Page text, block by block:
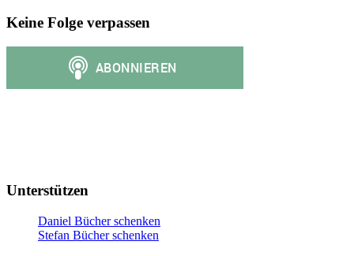
Keine Folge verpassen
Unterstützen
Daniel Bücher schenken
Stefan Bücher schenken